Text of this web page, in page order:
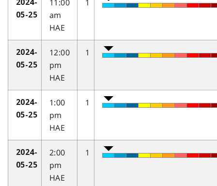
2024-
05-25
11:00
am
HAE
1
2024-
05-25
12:00
pm
HAE
1
2024-
05-25
1:00
pm
HAE
1
2024-
05-25
2:00
pm
HAE
1